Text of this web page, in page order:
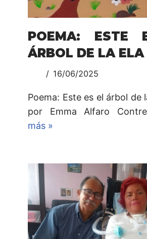
POEMA: ESTE
ÁRBOL DE LA ELA
16/06/2025
Poema: Este es el árbol de
por Emma Alfaro
más »